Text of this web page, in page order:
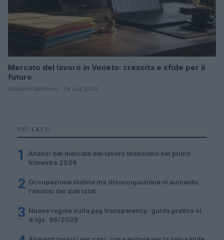
Mercato del lavoro in Veneto: crescita e sfide per il
futuro
Edoardo Marchesi · 29 Lug 2026
PIÙ LETTI
1
Analisi del mercato del lavoro bresciano nel primo
trimestre 2026
2 Occupazione stabile ma disoccupazione in aumento:
l’analisi dei dati Istat
3 Nuove regole sulla pay transparency: guida pratica al
d.lgs. 96/2026